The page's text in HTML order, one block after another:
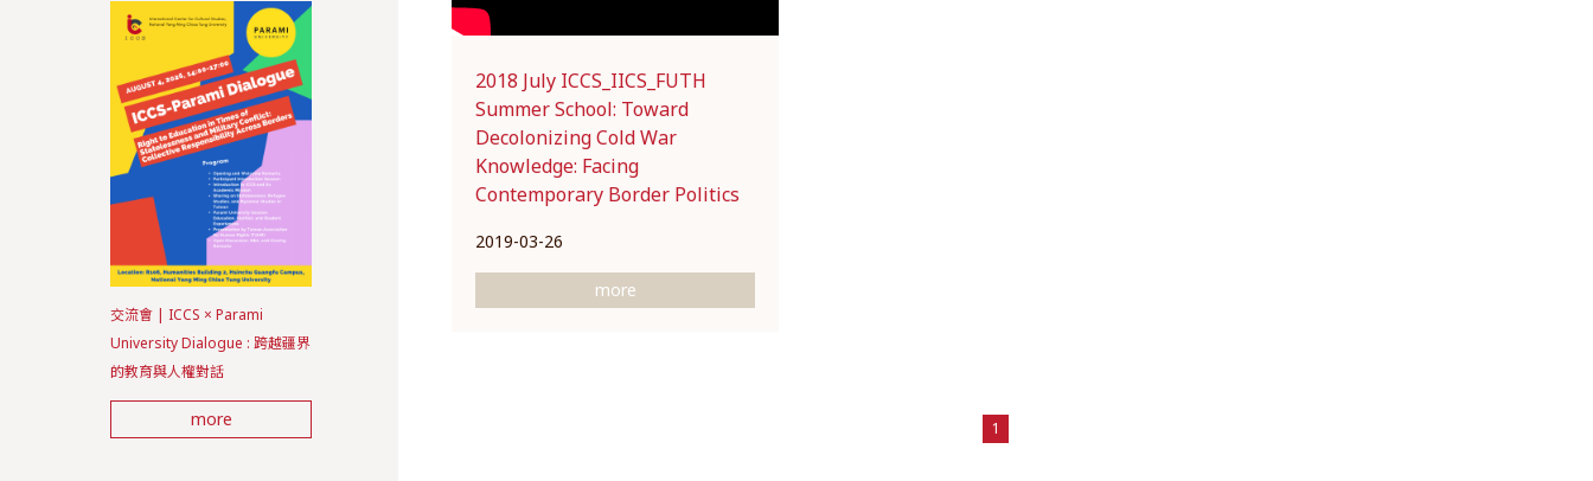
交流會 | ICCS × Parami
University Dialogue : 跨越疆界
的教育與人權對話
more
2018 July ICCS_IICS_FUTH
Summer School: Toward
Decolonizing Cold War
Knowledge: Facing
Contemporary Border Politics
2019-03-26
more
1